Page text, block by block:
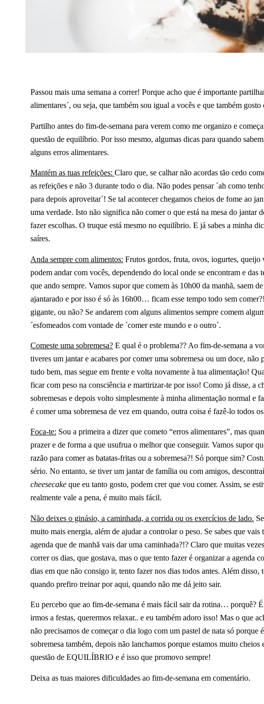
Passou mais uma semana a correr! Porque acho que é importante
alimentares´, ou seja, que também sou igual a vocês e que também
Partilho antes do fim-de-semana para verem como me organizo e
questão de equilíbrio. Por isso mesmo, algumas dicas para quando
alguns erros alimentares.
Mantém as tuas refeições: Claro que, se calhar não acordas tão cedo
as refeições e não 3 durante todo o dia. Não podes pensar ´ah como
para depois aproveitar´! Se tal acontecer chegamos cheios de fome ao
uma verdade. Isto não significa não comer o que está na mesa do jantar
fazer escolhas. O truque está mesmo no equilíbrio. E já sabes a minha
saíres.
Anda sempre com alimentos: Frutos gordos, fruta, ovos, iogurtes,
podem andar com vocês, dependendo do local onde se encontram e
que ando sempre. Vamos supor que comem às 10h00 da manhã, saem
ajantarado e por isso é só às 16h00… ficam esse tempo todo sem
gigante, ou não? Se andarem com alguns alimentos sempre comem
´esfomeados com vontade de ´comer este mundo e o outro´.
Comeste uma sobremesa? E qual é o problema?? Ao fim-de-semana a
tiveres um jantar e acabares por comer uma sobremesa ou um doce,
tudo bem, mas segue em frente e volta novamente à tua alimentação!
ficar com peso na consciência e martirizar-te por isso! Como já disse, a
sobremesas e depois volto simplesmente à minha alimentação normal e
é comer uma sobremesa de vez em quando, outra coisa é fazê-lo todos
Foca-te: Sou a primeira a dizer que cometo “erros alimentares”, mas
prazer e de forma a que usufrua o melhor que conseguir. Vamos supor
razão para comer as batatas-fritas ou a sobremesa?! Só porque sim?
sério. No entanto, se tiver um jantar de família ou com amigos,
cheesecake que eu tanto gosto, podem crer que vou comer. Assim, se
realmente vale a pena, é muito mais fácil.
Não deixes o ginásio, a caminhada, a corrida ou os exercícios de lado.
muito mais energia, além de ajudar a controlar o peso. Se sabes que
agenda que de manhã vais dar uma caminhada?!? Claro que muitas
correr os dias, que gostava, mas o que tento fazer é organizar a agenda
dias em que não consigo ir, tento fazer nos dias todos antes. Além
quando prefiro treinar por aqui, quando não me dá jeito sair.
Eu percebo que ao fim-de-semana é mais fácil sair da rotina… porquê?
irmos a festas, querermos relaxar.. e eu também adoro isso! Mas o que
não precisamos de começar o dia logo com um pastel de nata só porque
sobremesa também, depois não lanchamos porque estamos muito
questão de EQUILÍBRIO e é isso que promovo sempre!
Deixa as tuas maiores dificuldades ao fim-de-semana em comentário.